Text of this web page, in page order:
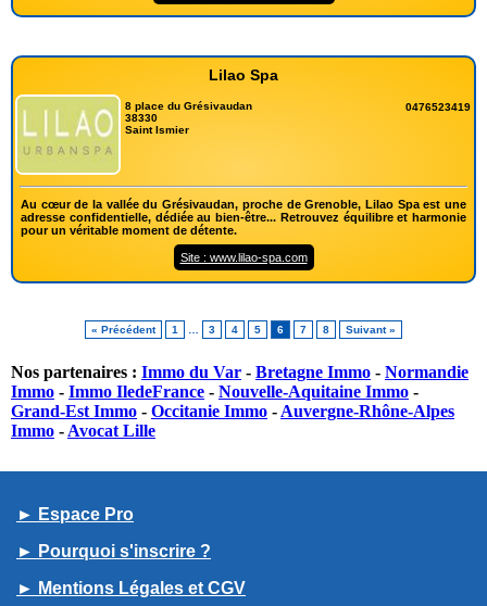
Lilao Spa
8 place du Grésivaudan
38330
Saint Ismier
0476523419
Au cœur de la vallée du Grésivaudan, proche de Grenoble, Lilao Spa est une
adresse confidentielle, dédiée au bien-être... Retrouvez équilibre et harmonie
pour un véritable moment de détente.
Site : www.lilao-spa.com
« Précédent 1 … 3 4 5 6 7 8 Suivant »
Nos partenaires : Immo du Var - Bretagne Immo - Normandie
Immo - Immo IledeFrance - Nouvelle-Aquitaine Immo -
Grand-Est Immo - Occitanie Immo - Auvergne-Rhône-Alpes
Immo - Avocat Lille
► Espace Pro
► Pourquoi s'inscrire ?
► Mentions Légales et CGV